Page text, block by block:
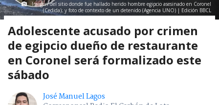
Imagen del sitio donde fue hallado herido hombre egipcio asesinado en Coronel
(Cedida); y foto de contexto de un detenido (Agencia UNO) | Edición BBCL
Adolescente acusado por crimen
de egipcio dueño de restaurante
en Coronel será formalizado este
sábado
José Manuel Lagos